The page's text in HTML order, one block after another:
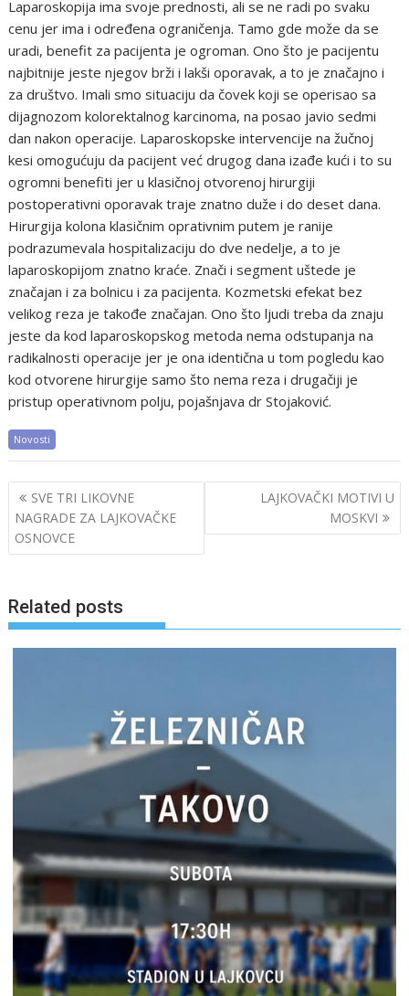
Laparoskopija ima svoje prednosti, ali se ne radi po svaku
cenu jer ima i određena ograničenja. Tamo gde može da se
uradi, benefit za pacijenta je ogroman. Ono što je pacijentu
najbitnije jeste njegov brži i lakši oporavak, a to je značajno i
za društvo. Imali smo situaciju da čovek koji se operisao sa
dijagnozom kolorektalnog karcinoma, na posao javio sedmi
dan nakon operacije. Laparoskopske intervencije na žučnoj
kesi omogućuju da pacijent već drugog dana izađe kući i to su
ogromni benefiti jer u klasičnoj otvorenoj hirurgiji
postoperativni oporavak traje znatno duže i do deset dana.
Hirurgija kolona klasičnim oprativnim putem je ranije
podrazumevala hospitalizaciju do dve nedelje, a to je
laparoskopijom znatno kraće. Znači i segment uštede je
značajan i za bolnicu i za pacijenta. Kozmetski efekat bez
velikog reza je takođe značajan. Ono što ljudi treba da znaju
jeste da kod laparoskopskog metoda nema odstupanja na
radikalnosti operacije jer je ona identična u tom pogledu kao
kod otvorene hirurgije samo što nema reza i drugačiji je
pristup operativnom polju, pojašnjava dr Stojaković.
Novosti
Post
navigation
SVE TRI LIKOVNE
NAGRADE ZA LAJKOVAČKE
OSNOVCE
LAJKOVAČKI MOTIVI U
MOSKVI
Related posts